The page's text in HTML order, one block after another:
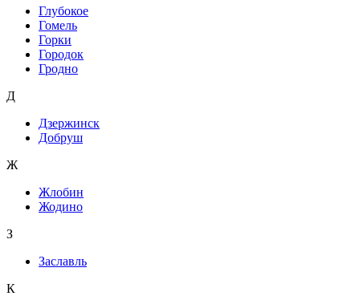
Глубокое
Гомель
Горки
Городок
Гродно
Д
Дзержинск
Добруш
Ж
Жлобин
Жодино
З
Заславль
К